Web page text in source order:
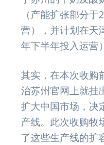
（产能扩张部分
营），并计划在天
年下半年投入运营
其实，在本次收购
治苏州官网上就挂
扩大中国市场，决
产线。此次收购牧
了这些生产线的扩